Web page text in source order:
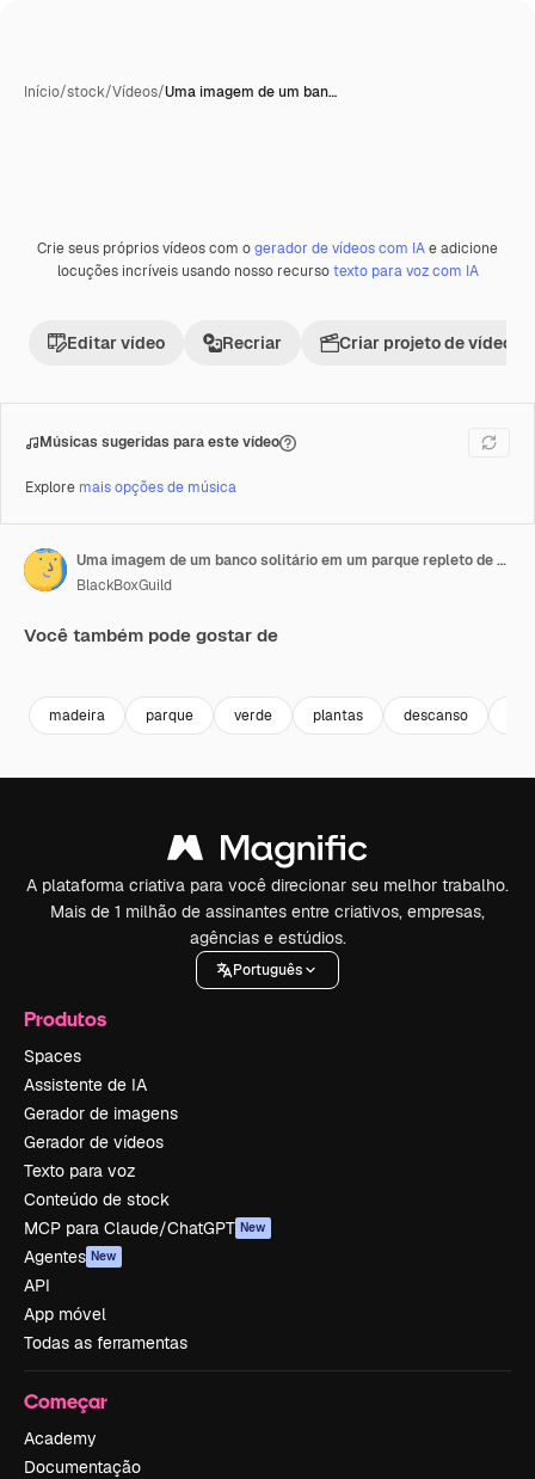
Início/stock/Vídeos/Uma imagem de um ban…
Premium
Crie seus próprios vídeos com ogerador de vídeos com IAe adicione
locuções incríveis usando nosso recursotexto para voz com IA
Editar vídeo Recriar Criar projeto de vídeo
Músicas sugeridas para este vídeo
Explore mais opções de música
Uma imagem de um banco solitário em um parque repleto de fileiras de pinheiros.
BlackBoxGuild
Você também pode gostar de
madeira parque verde plantas descanso
A plataforma criativa para você direcionar seu melhor trabalho.
Mais de 1 milhão de assinantes entre criativos, empresas,
agências e estúdios.
Português
Produtos
Spaces
Assistente de IA
Gerador de imagens
Gerador de vídeos
Texto para voz
Conteúdo de stock
MCP para Claude/ChatGPT New
Agentes New
API
App móvel
Todas as ferramentas
Começar
Academy
Documentação